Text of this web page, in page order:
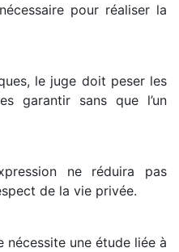
pour réaliser la
le juge doit peser les
garantir sans que l’un
ne réduira pas
de la vie privée.
une étude liée à